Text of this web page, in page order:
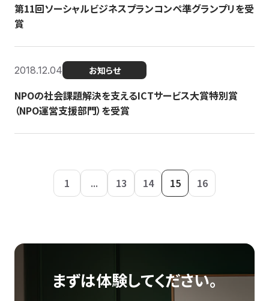
第11回ソーシャルビジネスプランコンペ準グランプリを受
賞
2018.12.04 お知らせ
NPOの社会課題解決を支えるICTサービス大賞特別賞
（NPO運営支援部門）を受賞
1 ... 13 14 15 16
まずは体験してください。